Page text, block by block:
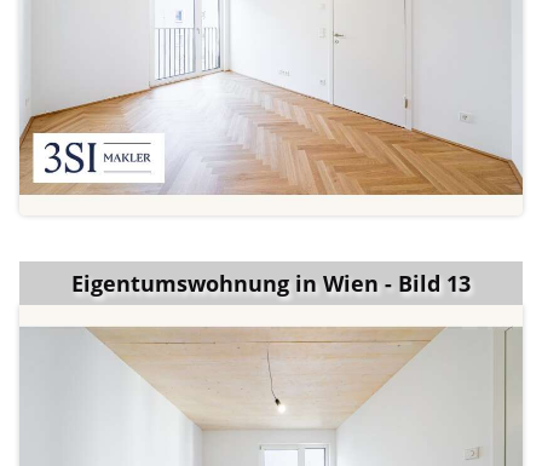
Eigentumswohnung in Wien - Bild 13